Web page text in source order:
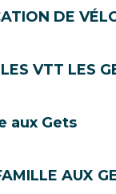
DE
VTT LES
aux Gets
AUX